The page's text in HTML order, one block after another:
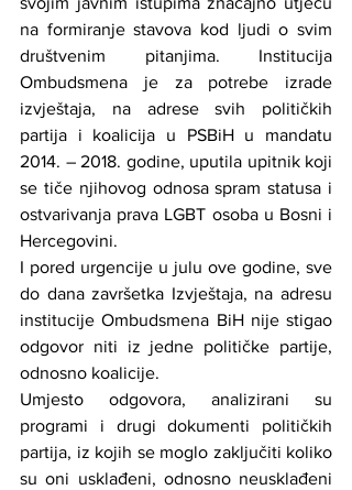
na formiranje stavova kod ljudi o svim
društvenim pitanjima. Institucija
Ombudsmena je za potrebe izrade
izvještaja, na adrese svih političkih
partija i koalicija u PSBiH u mandatu
2014. – 2018. godine, uputila upitnik koji
se tiče njihovog odnosa spram statusa i
ostvarivanja prava LGBT osoba u Bosni i
Hercegovini.
I pored urgencije u julu ove godine, sve
do dana završetka Izvještaja, na adresu
institucije Ombudsmena BiH nije stigao
odgovor niti iz jedne političke partije,
odnosno koalicije.
Umjesto odgovora, analizirani su
programi i drugi dokumenti političkih
partija, iz kojih se moglo zaključiti koliko
su oni usklađeni, odnosno neusklađeni